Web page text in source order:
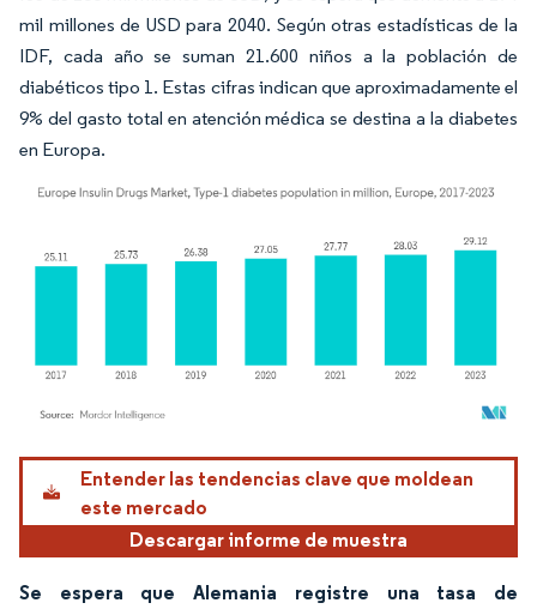
mil millones de USD para 2040. Según otras estadísticas de la
IDF, cada año se suman 21.600 niños a la población de
diabéticos tipo 1. Estas cifras indican que aproximadamente el
9% del gasto total en atención médica se destina a la diabetes
en Europa.
Imagen © Mordor Intelligence. El uso requiere atribución según CC BY 4.0.
Entender las tendencias clave que moldean
este mercado
Descargar informe de muestra
Se espera que Alemania registre una tasa de